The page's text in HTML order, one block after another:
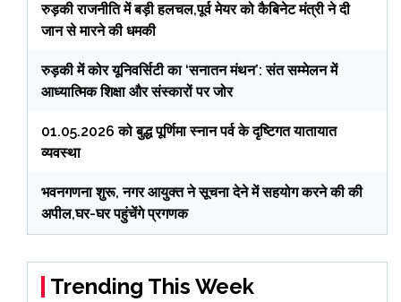
रुड़की राजनीति में बड़ी हलचल,पूर्व मेयर को कैबिनेट मंत्री ने दी
जान से मारने की धमकी
रुड़की में कोर यूनिवर्सिटी का ‘सनातन मंथन’: संत सम्मेलन में
आध्यात्मिक शिक्षा और संस्कारों पर जोर
01.05.2026 को बुद्ध पूर्णिमा स्नान पर्व के दृष्टिगत यातायात
व्यवस्था
भवनगणना शुरू, नगर आयुक्त ने सूचना देने में सहयोग करने की की
अपील,घर-घर पहुंचेंगे प्रगणक
Trending This Week